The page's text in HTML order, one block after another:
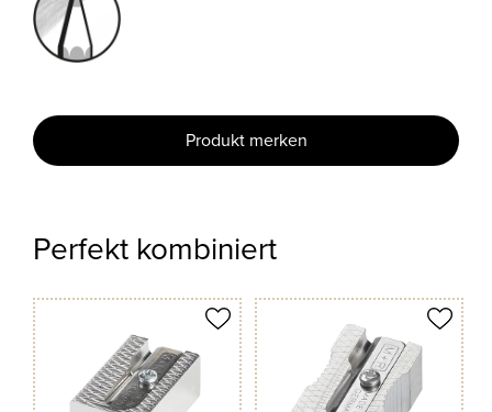
Produkt merken
Perfekt kombiniert
merken Produkt merken